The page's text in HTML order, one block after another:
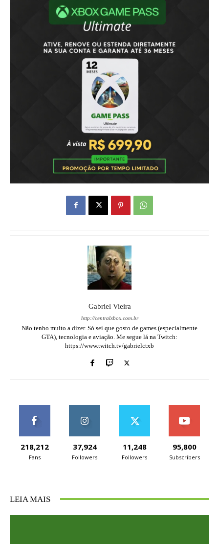
Gabriel Vieira
http://centralxbox.com.br
Não tenho muito a dizer. Só sei que gosto de games (especialmente
GTA), tecnologia e aviação. Me segue lá na Twitch:
https://www.twitch.tv/gabrielctxb
218,212
Fans
37,924
Followers
11,248
Followers
95,800
Subscribers
LEIA MAIS